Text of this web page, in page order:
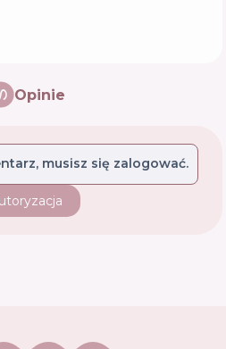
Opinie
musisz się zalogować.